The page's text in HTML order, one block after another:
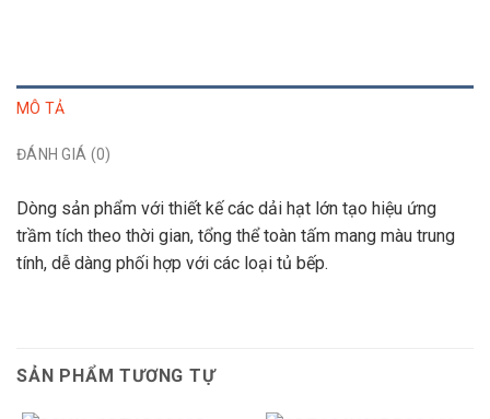
MÔ TẢ
ĐÁNH GIÁ (0)
Dòng sản phẩm với thiết kế các dải hạt lớn tạo hiệu ứng
trầm tích theo thời gian, tổng thể toàn tấm mang màu trung
tính, dễ dàng phối hợp với các loại tủ bếp.
SẢN PHẨM TƯƠNG TỰ